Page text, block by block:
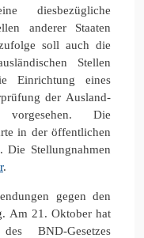
diesbezügliche
anderer Staaten
soll auch die
Stellen
Einrichtung eines
der Ausland-
vorgesehen. Die
in der öffentlichen
Die Stellungnahmen
.
gegen den
Am 21. Oktober hat
BND-Gesetzes